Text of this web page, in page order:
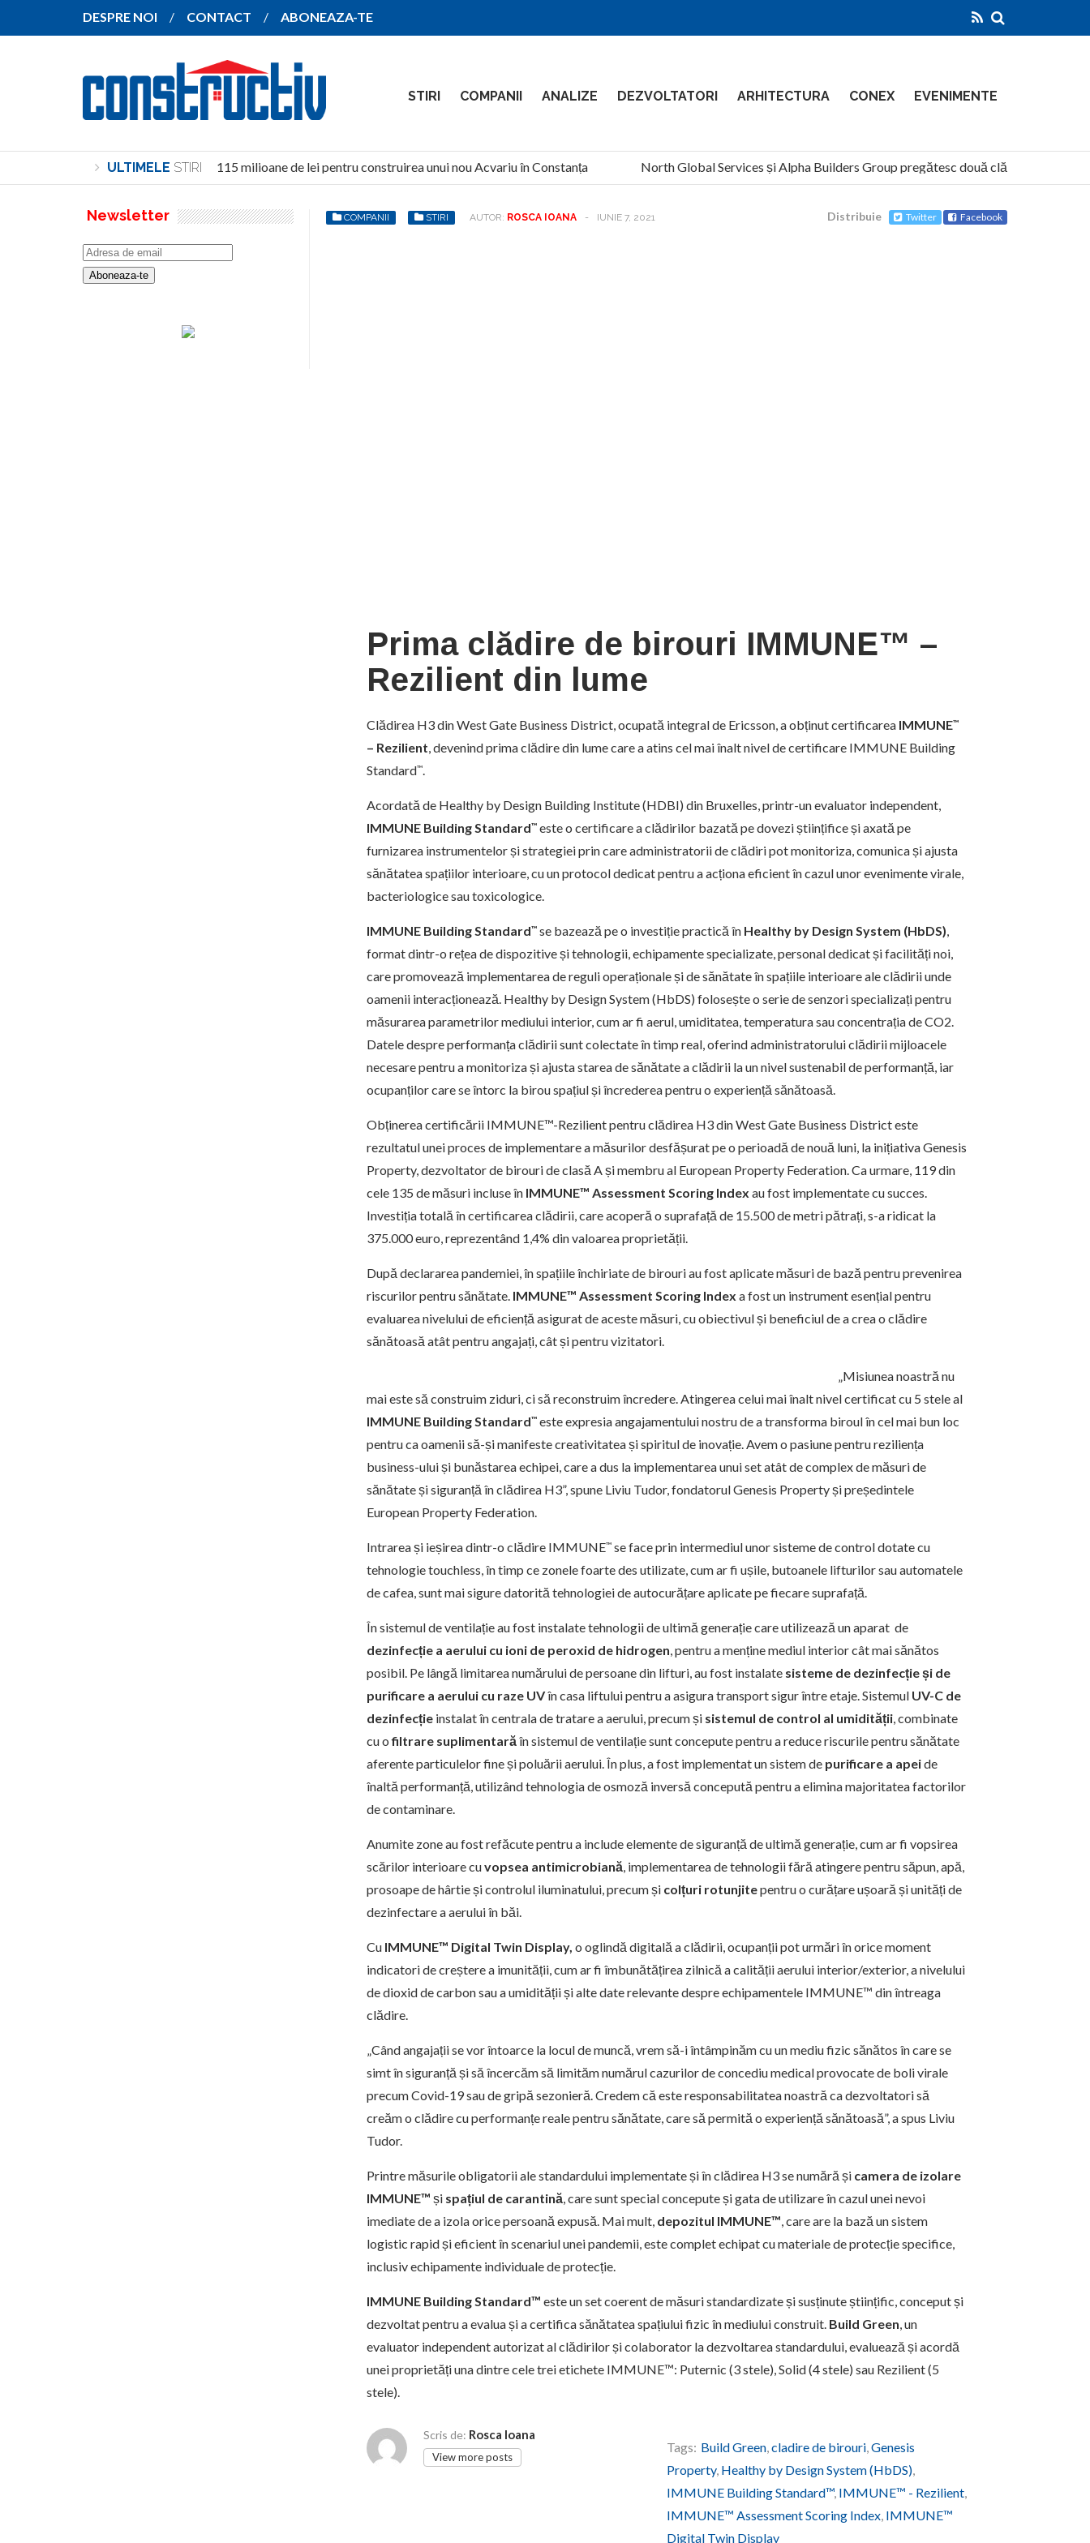
DESPRE NOI CONTACT ABONEAZA-TE
STIRI COMPANII ANALIZE DEZVOLTATORI ARHITECTURA CONEX EVENIMENTE
ULTIMELE STIRI
Investiție de peste 115 milioane de lei pentru construirea unui nou Acvariu în Constanța North Global Services și Alpha Builders Group pregătesc două clădiri de 14 etaje
COMPANII STIRI AUTOR: ROSCA IOANA - IUNIE 7, 2021 Distribuie Twitter Facebook
Prima clădire de birouri IMMUNE™ –
Rezilient din lume
Clădirea H3 din West Gate Business District, ocupată integral de Ericsson, a obținut certificarea IMMUNE™
– Rezilient , devenind prima clădire din lume care a atins cel mai înalt nivel de certificare IMMUNE Building
Standard™
Acordată de Healthy by Design Building Institute (HDBI) din Bruxelles, printr-un evaluator independent,
IMMUNE Building Standard™ este o certificare a clădirilor bazată pe dovezi științifice și axată pe
furnizarea instrumentelor și strategiei prin care administratorii de clădiri pot monitoriza, comunica și ajusta
sănătatea spațiilor interioare, cu un protocol dedicat pentru a acționa eficient în cazul unor evenimente virale,
bacteriologice sau toxicologice.
IMMUNE Building Standard™ se bazează pe o investiție practică în Healthy by Design System (HbDS)
format dintr-o rețea de dispozitive și tehnologii, echipamente specializate, personal dedicat și facilități noi,
care promovează implementarea de reguli operaționale și de sănătate în spațiile interioare ale clădirii unde
oamenii interacționează. Healthy by Design System (HbDS) folosește o serie de senzori specializați pentru
măsurarea parametrilor mediului interior, cum ar fi aerul, umiditatea, temperatura sau concentrația de CO2.
Datele despre performanța clădirii sunt colectate în timp real, oferind administratorului clădirii mijloacele
necesare pentru a monitoriza și ajusta starea de sănătate a clădirii la un nivel sustenabil de performanță, iar
ocupanților care se întorc la birou spațiul și încrederea pentru o experiență sănătoasă.
Obținerea certificării IMMUNE™-Rezilient pentru clădirea H3 din West Gate Business District este
rezultatul unei proces de implementare a măsurilor desfășurat pe o perioadă de nouă luni, la inițiativa Genesis
Property, dezvoltator de birouri de clasă A și membru al European Property Federation. Ca urmare, 119 din
cele 135 de măsuri incluse în IMMUNE™ Assessment Scoring Index au fost implementate cu succes.
Investiția totală în certificarea clădirii, care acoperă o suprafață de 15.500 de metri pătrați, s-a ridicat la
375.000 euro, reprezentând 1,4% din valoarea proprietății.
După declararea pandemiei, în spațiile închiriate de birouri au fost aplicate măsuri de bază pentru prevenirea
riscurilor pentru sănătate. IMMUNE™ Assessment Scoring Index a fost un instrument esențial pentru
evaluarea nivelului de eficiență asigurat de aceste măsuri, cu obiectivul și beneficiul de a crea o clădire
sănătoasă atât pentru angajați, cât și pentru vizitatori.
„Misiunea noastră nu
mai este să construim ziduri, ci să reconstruim încredere. Atingerea celui mai înalt nivel certificat cu 5 stele al
IMMUNE Building Standard™ este expresia angajamentului nostru de a transforma biroul în cel mai bun loc
pentru ca oamenii să-și manifeste creativitatea și spiritul de inovație. Avem o pasiune pentru reziliența
business-ului și bunăstarea echipei, care a dus la implementarea unui set atât de complex de măsuri de
sănătate și siguranță în clădirea H3”, spune Liviu Tudor, fondatorul Genesis Property și președintele
European Property Federation.
Intrarea și ieșirea dintr-o clădire IMMUNE™ se face prin intermediul unor sisteme de control dotate cu
tehnologie touchless, în timp ce zonele foarte des utilizate, cum ar fi ușile, butoanele lifturilor sau automatele
de cafea, sunt mai sigure datorită tehnologiei de autocurățare aplicate pe fiecare suprafață.
În sistemul de ventilație au fost instalate tehnologii de ultimă generație care utilizează un aparat de
dezinfecție a aerului cu ioni de peroxid de hidrogen , pentru a menține mediul interior cât mai sănătos
posibil. Pe lângă limitarea numărului de persoane din lifturi, au fost instalate sisteme de dezinfecție și de
purificare a aerului cu raze UVîn casa liftului pentru a asigura transport sigur între etaje. Sistemul UV-C de
dezinfecție instalat în centrala de tratare a aerului, precum și sistemul de control al umidității , combinate
cu ofiltrare suplimentară în sistemul de ventilație sunt concepute pentru a reduce riscurile pentru sănătate
aferente particulelor fine și poluării aerului. În plus, a fost implementat un sistem de purificare a apeide
înaltă performanță, utilizând tehnologia de osmoză inversă concepută pentru a elimina majoritatea factorilor
de contaminare.
Anumite zone au fost refăcute pentru a include elemente de siguranță de ultimă generație, cum ar fi vopsirea
scărilor interioare cuvopsea antimicrobiană , implementarea de tehnologii fără atingere pentru săpun, apă,
prosoape de hârtie și controlul iluminatului, precum și colțuri rotunjitepentru o curățare ușoară și unități de
dezinfectare a aerului în băi.
Cu IMMUNE™ Digital Twin Display, o oglindă digitală a clădirii, ocupanții pot urmări în orice moment
indicatori de creștere a imunității, cum ar fi îmbunătățirea zilnică a calității aerului interior/exterior, a nivelului
de dioxid de carbon sau a umidității și alte date relevante despre echipamentele IMMUNE™ din întreaga
clădire.
„Când angajații se vor întoarce la locul de muncă, vrem să-i întâmpinăm cu un mediu fizic sănătos în care se
simt în siguranță și să încercăm să limităm numărul cazurilor de concediu medical provocate de boli virale
precum Covid-19 sau de gripă sezonieră. Credem că este responsabilitatea noastră ca dezvoltatori să
creăm o clădire cu performanțe reale pentru sănătate, care să permită o experiență sănătoasă”, a spus Liviu
Tudor.
Printre măsurile obligatorii ale standardului implementate și în clădirea H3 se numără și camera de izolare
IMMUNE™ și spațiul de carantină , care sunt special concepute și gata de utilizare în cazul unei nevoi
imediate de a izola orice persoană expusă. Mai mult, depozitul IMMUNE™ , care are la bază un sistem
logistic rapid și eficient în scenariul unei pandemii, este complet echipat cu materiale de protecție specifice,
inclusiv echipamente individuale de protecție.
IMMUNE Building Standard™ este un set coerent de măsuri standardizate și susținute științific, conceput și
dezvoltat pentru a evalua și a certifica sănătatea spațiului fizic în mediului construit. Build Green , un
evaluator independent autorizat al clădirilor și colaborator la dezvoltarea standardului, evaluează și acordă
unei proprietăți una dintre cele trei etichete IMMUNE™: Puternic (3 stele), Solid (4 stele) sau Rezilient (5
stele).
Scris de: Rosca Ioana
View more posts
Tags: Build Green cladire de birouri Genesis
Property, Healthy by Design System (HbDS)
IMMUNE Building Standard™, IMMUNE™ - Rezilient
IMMUNE™ Assessment Scoring Index IMMUNE™
Digital Twin Display
Newsletter